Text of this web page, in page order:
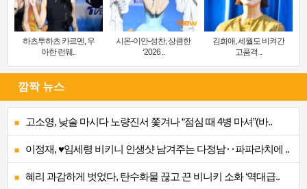
하츠투하츠 카르멘, 우
아한 런웨..
시온-이안-성찬, 상큼한
‘2026 ..
김희애, 세월도 비켜간
고품격 ..
깜짝 뉴스
고소영, 낮술 마시다 노량진서 쫓겨나 “점심 때 4병 마셔”(바..
이정재, ♥임세령 비키니 인생샷 남겨주는 다정남‥파파라치에 ..
혜리 과감하게 벗었다, 탄수화물 끊고 끈 비니키 소화 ‘역대급..